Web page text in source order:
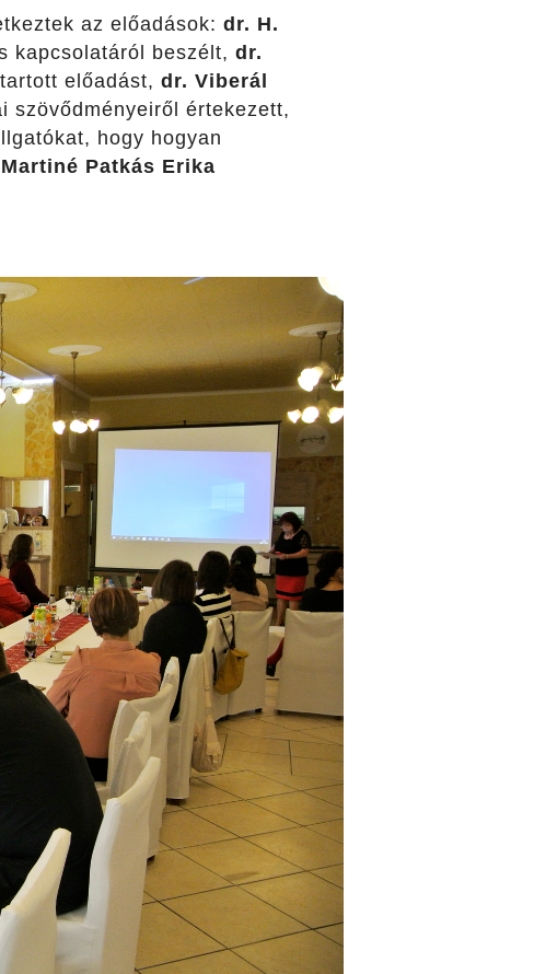
az előadások: dr. H.
kapcsolatáról beszélt, dr.
előadást, dr. Viberál
szövődményeiről értekezett,
hogy hogyan
Martiné Patkás Erika